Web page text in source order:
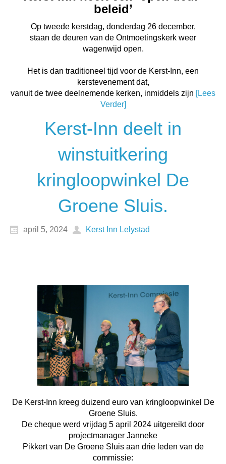
beleid’
Op tweede kerstdag, donderdag 26 december,
staan de deuren van de Ontmoetingskerk weer
wagenwijd open.
Het is dan traditioneel tijd voor de Kerst-Inn, een
kerstevenement dat,
vanuit de twee deelnemende kerken, inmiddels zijn [Lees
Verder]
Kerst-Inn deelt in
winstuitkering
kringloopwinkel De
Groene Sluis.
april 5, 2024 Kerst Inn Lelystad
De Kerst-Inn kreeg duizend euro van kringloopwinkel De
Groene Sluis.
De cheque werd vrijdag 5 april 2024 uitgereikt door
projectmanager Janneke
Pikkert van De Groene Sluis aan drie leden van de
commissie: